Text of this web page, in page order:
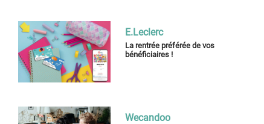
La rentrée préférée de vos
bénéficiaires !
E.Leclerc
Wecandoo